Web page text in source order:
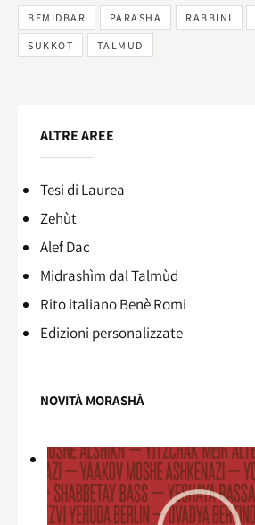
BEMIDBAR PARASHA RABBINI
SUKKOT TALMUD
ALTRE AREE
Tesi di Laurea
Zehùt
Alef Dac
Midrashìm dal Talmùd
Rito italiano Benè Romi​
Edizioni personalizzate
NOVITÀ MORASHÀ